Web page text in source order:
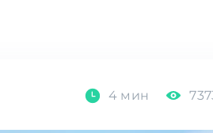
4 мин